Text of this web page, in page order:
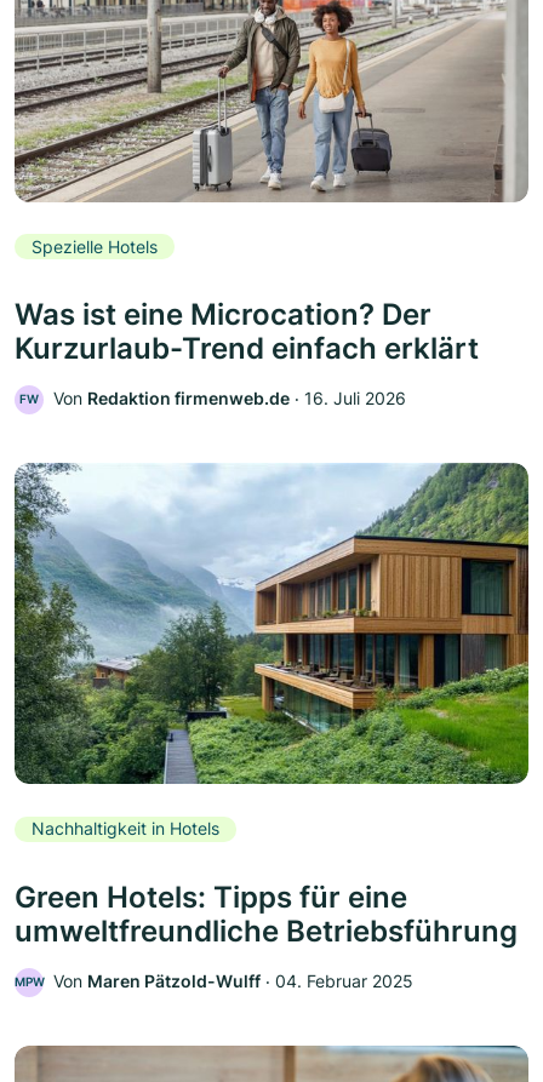
Spezielle Hotels
Was ist eine Microcation? Der
Kurzurlaub-Trend einfach erklärt
FW Von Redaktion firmenweb.de ‧ 16. Juli 2026
Nachhaltigkeit in Hotels
Green Hotels: Tipps für eine
umweltfreundliche Betriebsführung
MPW Von Maren Pätzold-Wulff ‧ 04. Februar 2025